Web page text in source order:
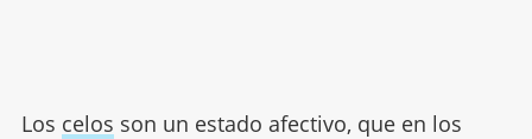
Los celos son un estado afectivo, que en los